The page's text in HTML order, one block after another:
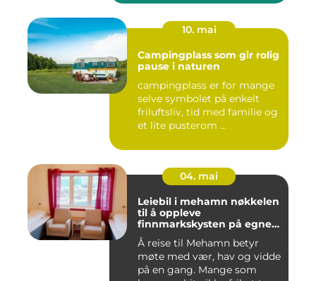
10. mai
Campingplass som gir rolig
pause i naturen
campingplass er for mange
selve symbolet på enkelt
friluftsliv, tid med familie og
et lite pusterom ...
04. mai
Leiebil i mehamn nøkkelen
til å oppleve
finnmarkskysten på egne
premisser
Å reise til Mehamn betyr
møte med vær, hav og vidde
på en gang. Mange som